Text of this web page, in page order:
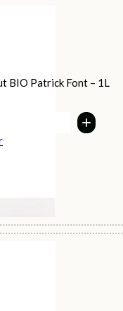
BIO Patrick Font – 1L